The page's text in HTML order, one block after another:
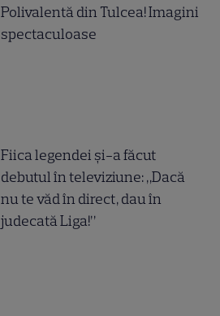
Polivalentă din Tulcea! Imagini
spectaculoase
Fiica legendei și-a făcut
debutul în televiziune: „Dacă
nu te văd în direct, dau în
judecată Liga!”